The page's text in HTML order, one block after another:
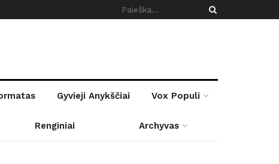
Gyvieji Anykščiai Vox Populi
Renginiai Archyvas